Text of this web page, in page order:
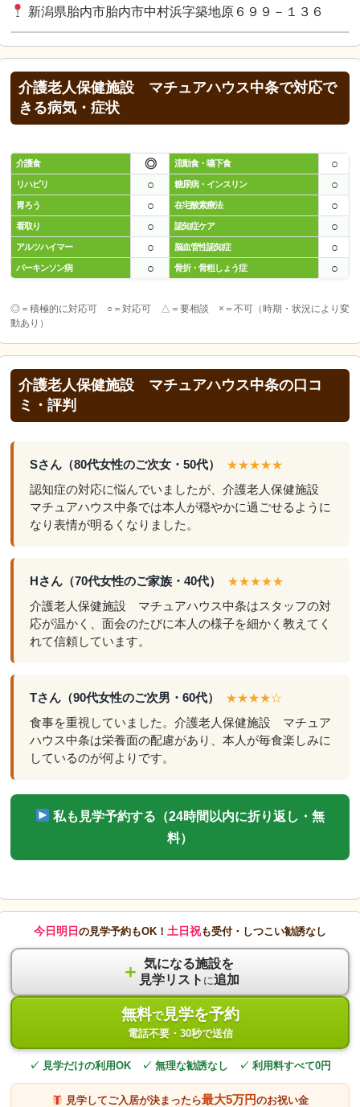
新潟県胎内市胎内市中村浜字築地原６９９－１３６
介護老人保健施設 マチュアハウス中条で対応で
きる病気・症状
介護食 ◎ 流動食・嚥下食 ○
リハビリ ○ 糖尿病・インスリン ○
胃ろう ○ 在宅酸素療法 ○
看取り ○ 認知症ケア ○
アルツハイマー ○ 脳血管性認知症 ○
パーキンソン病 ○ 骨折・骨粗しょう症 ○
◎＝積極的に対応可 ○＝対応可 △＝要相談 ×＝不可（時期・状況により変
動あり）
介護老人保健施設 マチュアハウス中条の口コ
ミ・評判
Sさん（80代女性のご次女・50代） ★★★★★
認知症の対応に悩んでいましたが、介護老人保健施設
マチュアハウス中条では本人が穏やかに過ごせるように
なり表情が明るくなりました。
Hさん（70代女性のご家族・40代） ★★★★★
介護老人保健施設 マチュアハウス中条はスタッフの対
応が温かく、面会のたびに本人の様子を細かく教えてく
れて信頼しています。
Tさん（90代女性のご次男・60代） ★★★★☆
食事を重視していました。介護老人保健施設 マチュア
ハウス中条は栄養面の配慮があり、本人が毎食楽しみに
しているのが何よりです。
私も見学予約する（24時間以内に折り返し・無
料）
今日明日 の見学予約もOK！ 土日祝も受付・しつこい勧誘なし
＋ 気になる施設を
見学リスト に追加
無料で見学を予約
電話不要・30秒で送信
✓ 見学だけの利用OK ✓ 無理な勧誘なし ✓ 利用料すべて0円
見学してご入居が決まったら最大5万円のお祝い金